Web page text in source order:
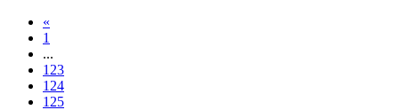
«
1
...
123
124
125